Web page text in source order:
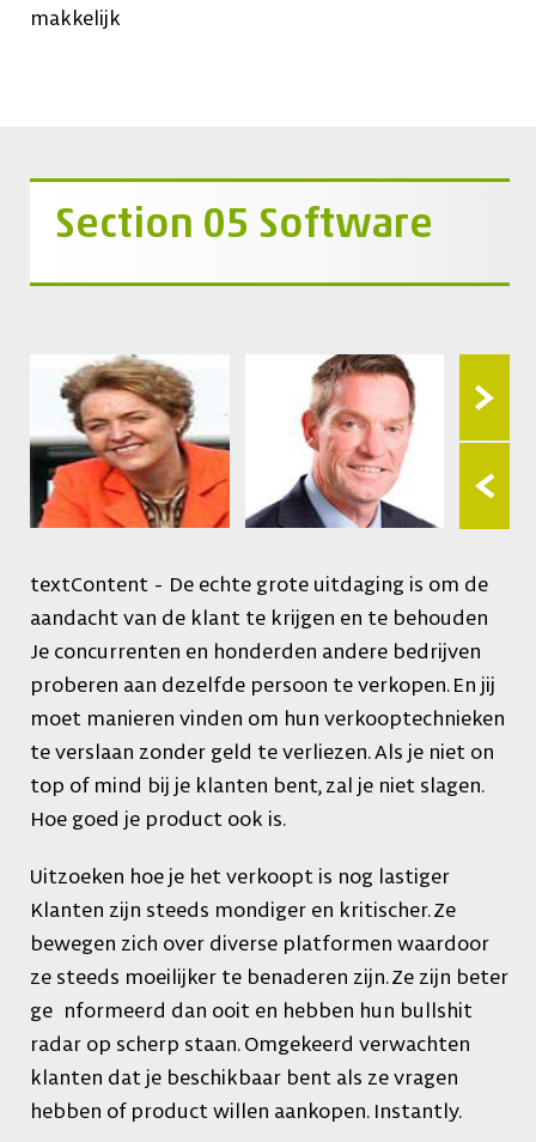
makkelijk
Section 05 Software
textContent - De echte grote uitdaging is om de
aandacht van de klant te krijgen en te behouden
Je concurrenten en honderden andere bedrijven
proberen aan dezelfde persoon te verkopen. En jij
moet manieren vinden om hun verkooptechnieken
te verslaan zonder geld te verliezen. Als je niet on
top of mind bij je klanten bent, zal je niet slagen.
Hoe goed je product ook is.
Uitzoeken hoe je het verkoopt is nog lastiger
Klanten zijn steeds mondiger en kritischer. Ze
bewegen zich over diverse platformen waardoor
ze steeds moeilijker te benaderen zijn. Ze zijn beter
ge nformeerd dan ooit en hebben hun bullshit
radar op scherp staan. Omgekeerd verwachten
klanten dat je beschikbaar bent als ze vragen
hebben of product willen aankopen. Instantly.